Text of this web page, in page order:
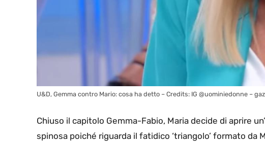
U&D, Gemma contro Mario: cosa ha detto – Credits: IG @uominiedonne –
Chiuso il capitolo Gemma-Fabio, Maria decide di aprire
spinosa poiché riguarda il fatidico ‘triangolo’ formato da